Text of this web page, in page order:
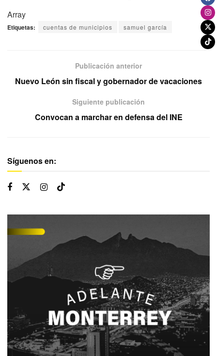
Array
Etiquetas: cuentas de municipios samuel garcía
Publicación anterior
Nuevo León sin fiscal y gobernador de vacaciones
Siguiente publicación
Convocan a marchar en defensa del INE
Síguenos en: